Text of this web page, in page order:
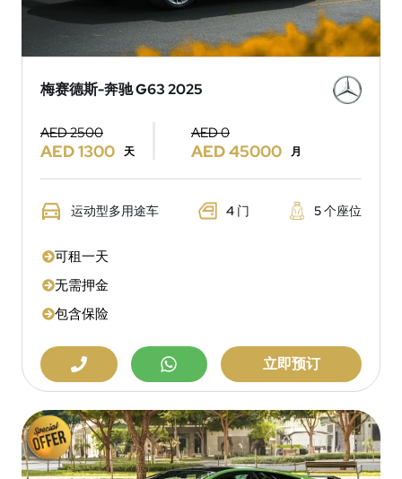
梅赛德斯-奔驰 G63 2025
AED 2500
AED 1300 天
AED 0
AED 45000 月
运动型多用途车 4 门 5 个座位
可租一天
无需押金
包含保险
立即预订